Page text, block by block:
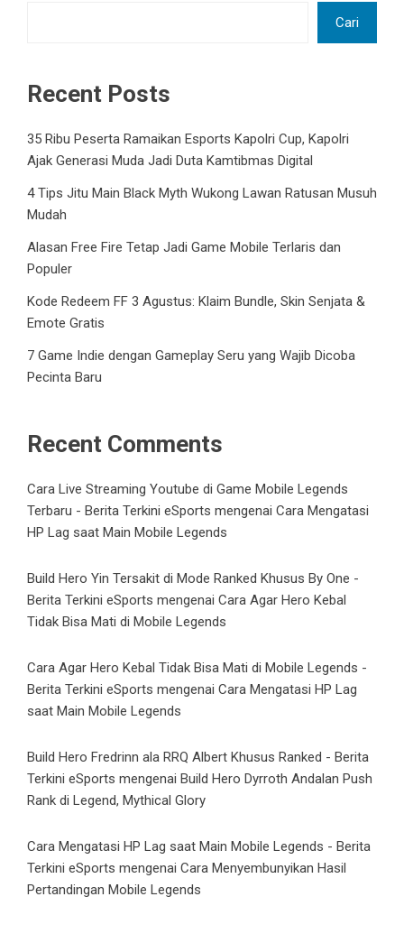
Cari
Recent Posts
35 Ribu Peserta Ramaikan Esports Kapolri Cup, Kapolri
Ajak Generasi Muda Jadi Duta Kamtibmas Digital
4 Tips Jitu Main Black Myth Wukong Lawan Ratusan Musuh
Mudah
Alasan Free Fire Tetap Jadi Game Mobile Terlaris dan
Populer
Kode Redeem FF 3 Agustus: Klaim Bundle, Skin Senjata &
Emote Gratis
7 Game Indie dengan Gameplay Seru yang Wajib Dicoba
Pecinta Baru
Recent Comments
Cara Live Streaming Youtube di Game Mobile Legends
Terbaru - Berita Terkini eSports mengenai Cara Mengatasi
HP Lag saat Main Mobile Legends
Build Hero Yin Tersakit di Mode Ranked Khusus By One -
Berita Terkini eSports mengenai Cara Agar Hero Kebal
Tidak Bisa Mati di Mobile Legends
Cara Agar Hero Kebal Tidak Bisa Mati di Mobile Legends -
Berita Terkini eSports mengenai Cara Mengatasi HP Lag
saat Main Mobile Legends
Build Hero Fredrinn ala RRQ Albert Khusus Ranked - Berita
Terkini eSports mengenai Build Hero Dyrroth Andalan Push
Rank di Legend, Mythical Glory
Cara Mengatasi HP Lag saat Main Mobile Legends - Berita
Terkini eSports mengenai Cara Menyembunyikan Hasil
Pertandingan Mobile Legends